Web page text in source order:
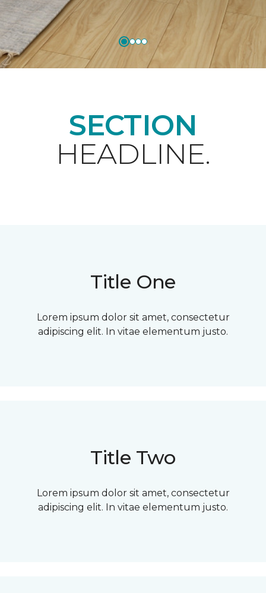
SECTION
HEADLINE.
Title One
Lorem ipsum dolor sit amet, consectetur
adipiscing elit. In vitae elementum justo.
Title Two
Lorem ipsum dolor sit amet, consectetur
adipiscing elit. In vitae elementum justo.